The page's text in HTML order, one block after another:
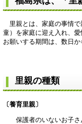
里親とは、家庭の事情で
童）を家庭に迎え入れ、
お願いする期間は、数日か
里親の種類
〔養育里親〕
保護者のいないお子さ